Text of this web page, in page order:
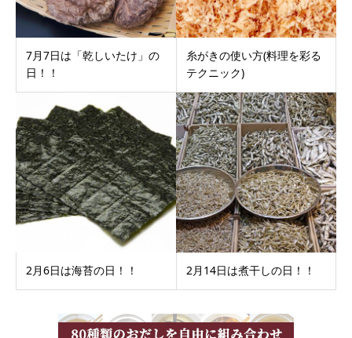
7月7日は「乾しいたけ」の
日！！
糸がきの使い方(料理を彩る
テクニック)
2月6日は海苔の日！！ 2月14日は煮干しの日！！